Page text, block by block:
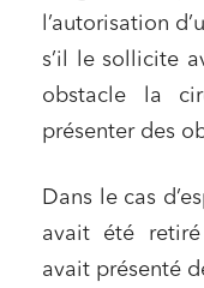
l’autorisation
s’il le sollicite
obstacle la
présenter des
Dans le cas
avait été
avait présenté